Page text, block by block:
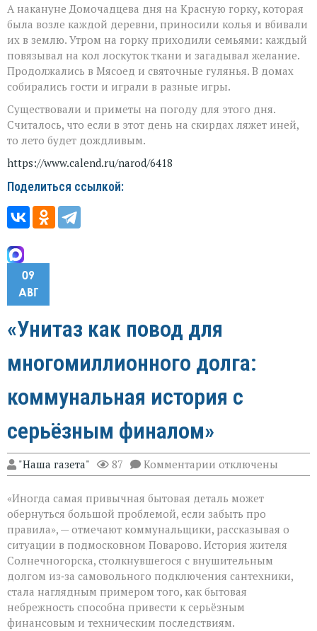
А накануне Домочадцева дня на Красную горку, которая
была возле каждой деревни, приносили колья и вбивали
их в землю. Утром на горку приходили семьями: каждый
повязывал на кол лоскуток ткани и загадывал желание.
Продолжались в Мясоед и святочные гулянья. В домах
собирались гости и играли в разные игры.
Существовали и приметы на погоду для этого дня.
Считалось, что если в этот день на скирдах ляжет иней,
то лето будет дождливым.
https://www.calend.ru/narod/6418
Поделиться ссылкой:
09
АВГ
«Унитаз как повод для
многомиллионного долга:
коммунальная история с
серьёзным финалом»
"Наша газета" 87 Комментарии к
записи
как
повод
долга:
коммунальная
история
с
серьёзным
финалом»
отключены
«Иногда самая привычная бытовая деталь может
обернуться большой проблемой, если забыть про
правила», — отмечают коммунальщики, рассказывая о
ситуации в подмосковном Поварово. История жителя
Солнечногорска, столкнувшегося с внушительным
долгом из‑за самовольного подключения сантехники,
стала наглядным примером того, как бытовая
небрежность способна привести к серьёзным
финансовым и техническим последствиям.